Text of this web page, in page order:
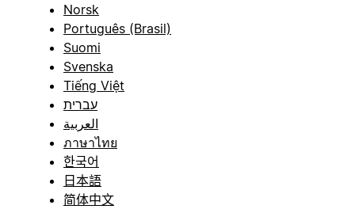
Norsk
Português (Brasil)
Suomi
Svenska
Tiếng Việt
עברית
العربية
ภาษาไทย
한국어
日本語
简体中文